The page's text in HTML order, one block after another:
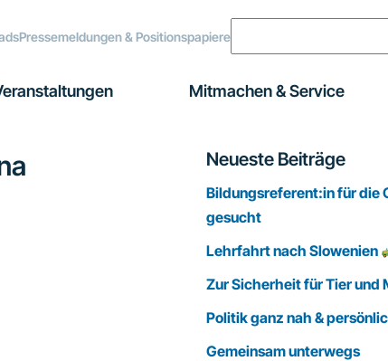
Pressemeldungen & Positionspapiere
Mitmachen & Service
Seitenspalte
Neueste Beiträge
Bildungsreferent:in für die
gesucht
Lehrfahrt nach Slowenien
Zur Sicherheit für Tier und
Politik ganz nah &
Gemeinsam unterwegs